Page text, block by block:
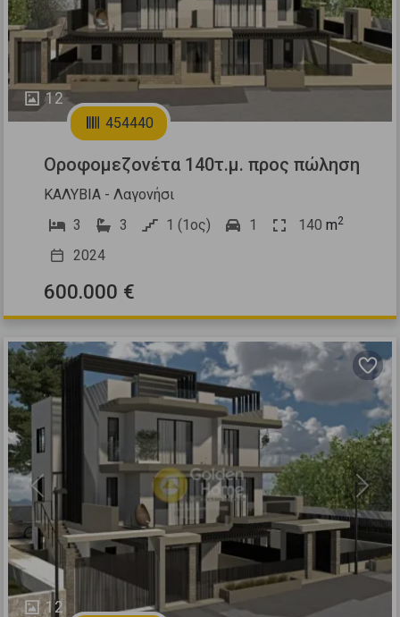
12
454440
Οροφομεζονέτα 140τ.μ. προς πώληση
ΚΑΛΥΒΙΑ - Λαγονήσι
3
3 1 (1ος) 1 140 m2
2024
600.000 €
12
Previous Next